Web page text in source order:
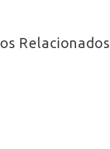
Relacionados